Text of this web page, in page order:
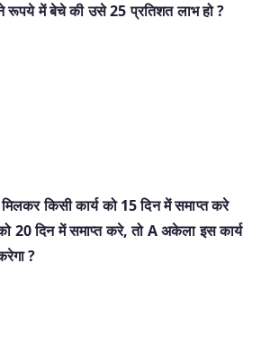
रूपये में बेचे की उसे 25 प्रतिशत लाभ हो ?
किसी कार्य को 15 दिन में समाप्त करे
20 दिन में समाप्त करे, तो A अकेला इस कार्य
?